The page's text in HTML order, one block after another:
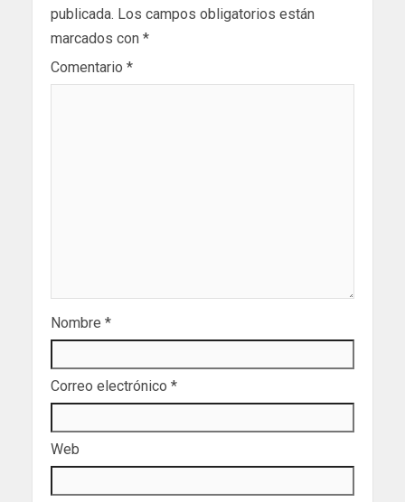
publicada. Los campos obligatorios están
marcados con *
Comentario *
Nombre *
Correo electrónico *
Web